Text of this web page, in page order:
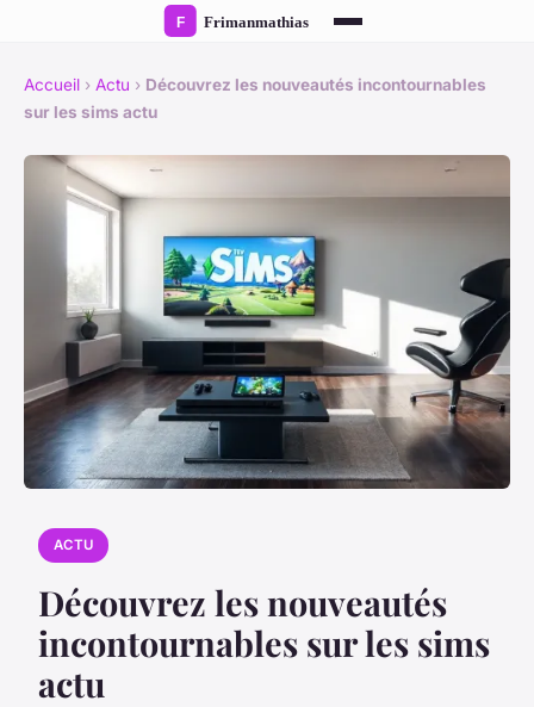
Accueil › Actu › Découvrez les nouveautés incontournables
sur les sims actu
ACTU
Découvrez les nouveautés
incontournables sur les sims
actu